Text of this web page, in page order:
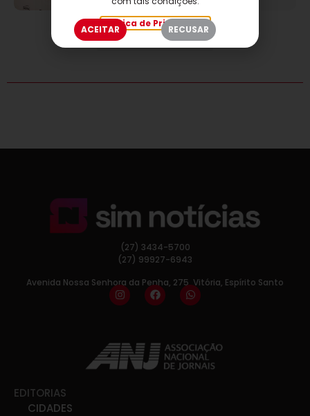
CARREGAR MAIS
(27) 3434-5700
(27) 99927-6943
Avenida Nossa Senhora da Penha, 275, Vitória, Espírito Santo
EDITORIAS
CIDADES
Política de Privacidade
ACEITAR RECUSAR